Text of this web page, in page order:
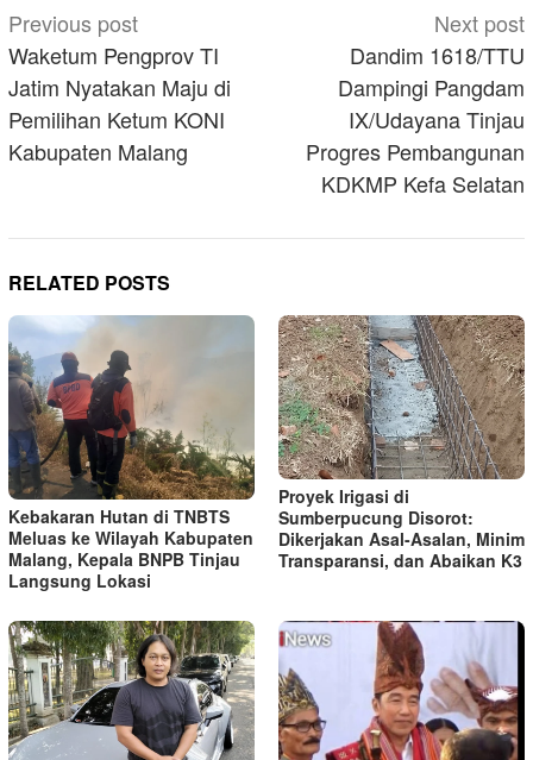
Post
navigation
Previous post
Waketum Pengprov TI
Jatim Nyatakan Maju di
Pemilihan Ketum KONI
Kabupaten Malang
Next post
Dandim 1618/TTU
Dampingi Pangdam
IX/Udayana Tinjau
Progres Pembangunan
KDKMP Kefa Selatan
RELATED POSTS
Kebakaran Hutan di TNBTS
Meluas ke Wilayah Kabupaten
Malang, Kepala BNPB Tinjau
Langsung Lokasi
Proyek Irigasi di
Sumberpucung Disorot:
Dikerjakan Asal-Asalan, Minim
Transparansi, dan Abaikan K3